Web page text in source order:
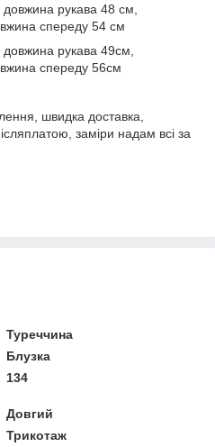
рукава 48 см,
спереду 54 см
рукава 49см,
спереду 56см
швидка доставка,
заміри надам всі за
Туреччина
Блузка
134
Довгий
Трикотаж